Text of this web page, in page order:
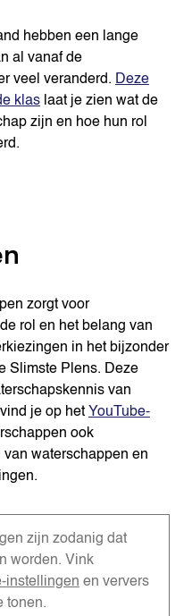
hebben een lange
al vanaf de
veel veranderd. Deze
klaslaat je zien wat de
zijn en hoe hun rol
zorgt voor
rol en het belang van
in het bijzonder
Slimste Plens. Deze
van
je op het YouTube-
ook
waterschappen en
zijn zodanig dat
worden. Vink
instellingen en ververs
tonen.